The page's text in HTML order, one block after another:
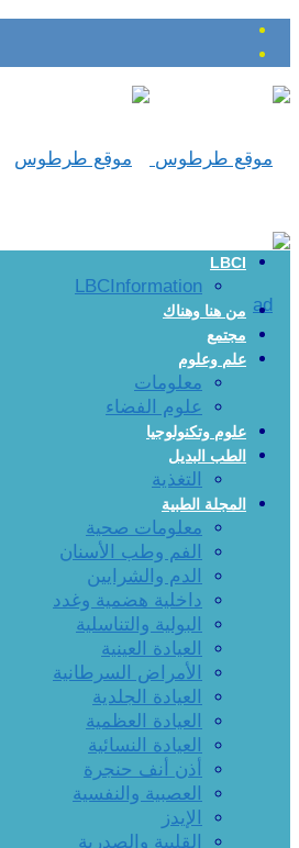
LBCI
LBCInformation
من هنا وهناك
مجتمع
علم وعلوم
معلومات
علوم الفضاء
علوم وتكنولوجيا
الطب البديل
التغذية
المجلة الطبية
معلومات صحية
الفم وطب الأسنان
الدم والشرايين
داخلية هضمية وغدد
البولية والتناسلية
العيادة العينية
الأمراض السرطانية
العيادة الجلدية
العيادة العظمية
العيادة النسائية
أذن أنف حنجرة
العصبية والنفسية
الإيدز
القلبية والصدرية